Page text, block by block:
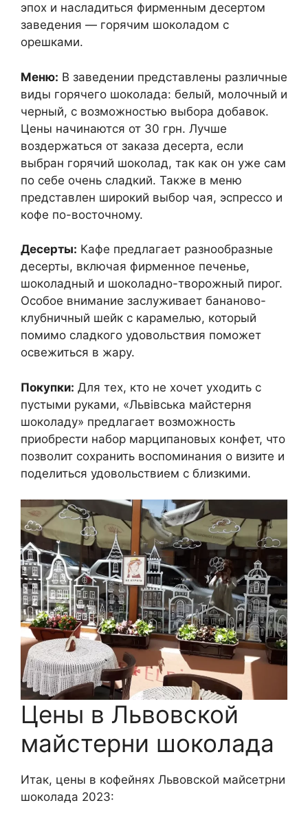
эпох и насладиться фирменным десертом
заведения — горячим шоколадом с
орешками.
Меню: В заведении представлены различные
виды горячего шоколада: белый, молочный и
черный, с возможностью выбора добавок.
Цены начинаются от 30 грн. Лучше
воздержаться от заказа десерта, если
выбран горячий шоколад, так как он уже сам
по себе очень сладкий. Также в меню
представлен широкий выбор чая, эспрессо и
кофе по-восточному.
Десерты: Кафе предлагает разнообразные
десерты, включая фирменное печенье,
шоколадный и шоколадно-творожный пирог.
Особое внимание заслуживает бананово-
клубничный шейк с карамелью, который
помимо сладкого удовольствия поможет
освежиться в жару.
Покупки: Для тех, кто не хочет уходить с
пустыми руками, «Львівська майстерня
шоколаду» предлагает возможность
приобрести набор марципановых конфет, что
позволит сохранить воспоминания о визите и
поделиться удовольствием с близкими.
Цены в Львовской
майстерни шоколада
Итак, цены в кофейнях Львовской майсетрни
шоколада 2023: